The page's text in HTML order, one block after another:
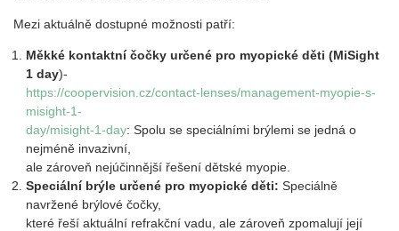
Mezi aktuálně dostupné možnosti patří:
Měkké kontaktní čočky určené pro myopické děti (MiSight
1 day)-
https://coopervision.cz/contact-lenses/management-myopie-s-
misight-1-
day/misight-1-day: Spolu se speciálními brýlemi se jedná o
nejméně invazivní,
ale zároveň nejúčinnější řešení dětské myopie.
Speciální brýle určené pro myopické děti: Speciálně
navržené brýlové čočky,
které řeší aktuální refrakční vadu, ale zároveň zpomalují její